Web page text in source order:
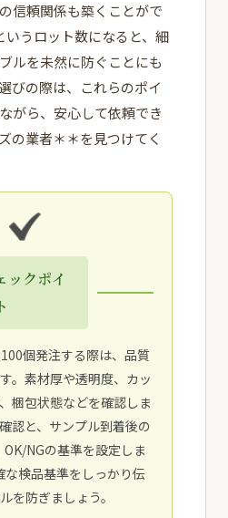
信頼関係も築くことがで
いうロット数になると、細
ルを未然に防ぐことにも
びの際は、これらのポイ
がら、安心して依頼でき
の業者＊＊を見つけてく
ックポイ
個発注する際は、品質
。素材厚や透明度、カッ
梱包状態などを確認しま
認と、サンプル到着後の
NGの基準を設定しま
な検品基準をしっかり伝
を防ぎましょう。